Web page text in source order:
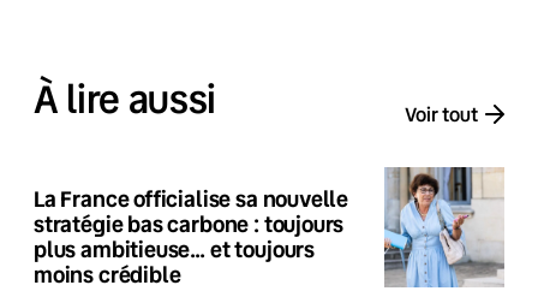
À lire aussi Voir tout
La France officialise sa nouvelle
stratégie bas carbone : toujours
plus ambitieuse… et toujours
moins crédible